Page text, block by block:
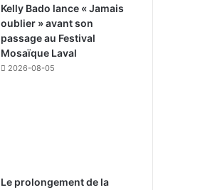
Kelly Bado lance « Jamais
oublier » avant son
passage au Festival
Mosaïque Laval
2026-08-05
Le prolongement de la